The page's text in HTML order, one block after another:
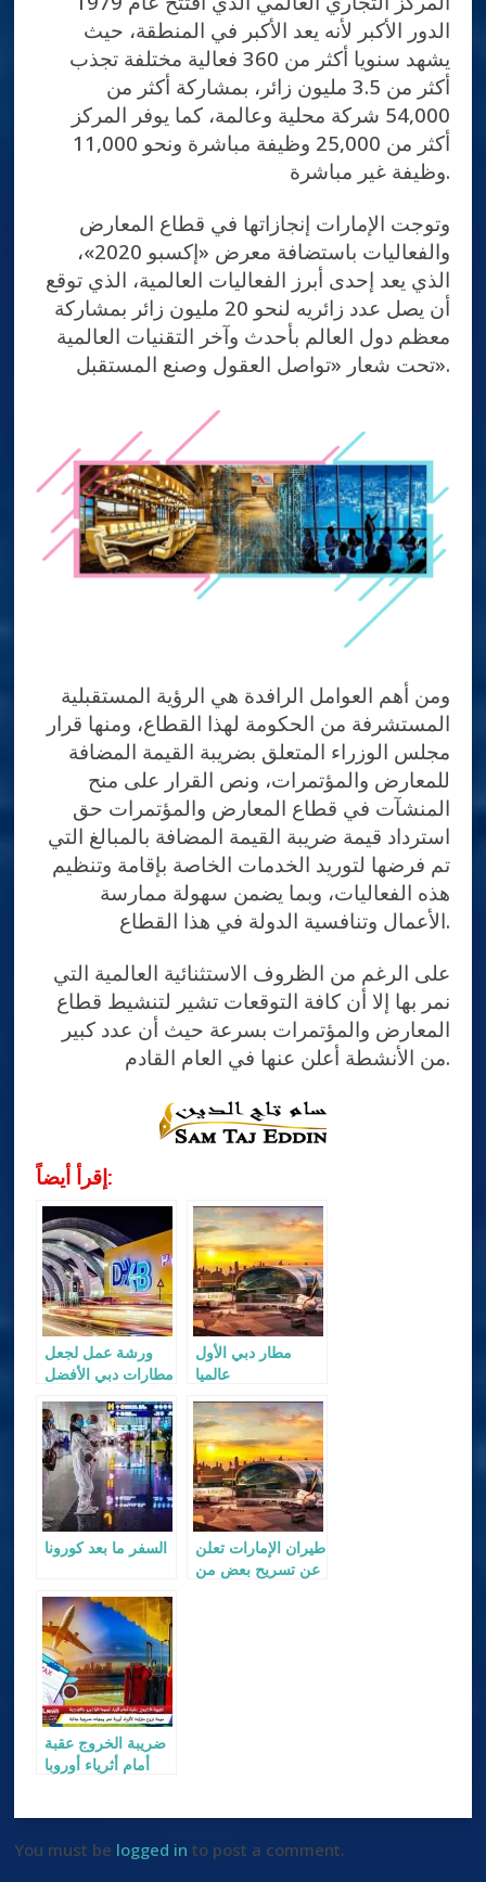
الدور الأكبر لأنه يعد الأكبر في المنطقة، حيث
يشهد سنويا أكثر من 360 فعالية مختلفة تجذب
أكثر من 3.5 مليون زائر، بمشاركة أكثر من
54,000 شركة محلية وعالمة، كما يوفر المركز
أكثر من 25,000 وظيفة مباشرة ونحو 11,000
وظيفة غير مباشرة.
وتوجت الإمارات إنجازاتها في قطاع المعارض
والفعاليات باستضافة معرض «إكسبو 2020»،
الذي يعد إحدى أبرز الفعاليات العالمية، الذي توقع
أن يصل عدد زائريه لنحو 20 مليون زائر بمشاركة
معظم دول العالم بأحدث وآخر التقنيات العالمية
تحت شعار «تواصل العقول وصنع المستقبل».
ومن أهم العوامل الرافدة هي الرؤية المستقبلية
المستشرفة من الحكومة لهذا القطاع، ومنها قرار
مجلس الوزراء المتعلق بضريبة القيمة المضافة
للمعارض والمؤتمرات، ونص القرار على منح
المنشآت في قطاع المعارض والمؤتمرات حق
استرداد قيمة ضريبة القيمة المضافة بالمبالغ التي
تم فرضها لتوريد الخدمات الخاصة بإقامة وتنظيم
هذه الفعاليات، وبما يضمن سهولة ممارسة
الأعمال وتنافسية الدولة في هذا القطاع.
على الرغم من الظروف الاستثنائية العالمية التي
نمر بها إلا أن كافة التوقعات تشير لتنشيط قطاع
المعارض والمؤتمرات بسرعة حيث أن عدد كبير
من الأنشطة أعلن عنها في العام القادم.
إقرأ أيضاً:
ورشة عمل لجعل
مطارات دبي الأفضل
مطار دبي الأول
عالميا
السفر ما بعد كورونا
طيران الإمارات تعلن
عن تسريح بعض من
ضريبة الخروج عقبة
أمام أثرياء أوروبا
You must be logged in to post a comment.